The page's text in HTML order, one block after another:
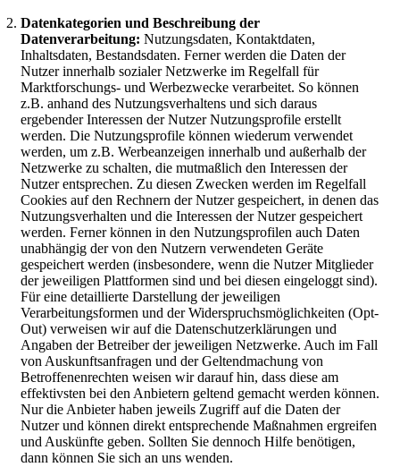
Datenkategorien und Beschreibung der
Datenverarbeitung: Nutzungsdaten, Kontaktdaten,
Inhaltsdaten, Bestandsdaten. Ferner werden die Daten der
Nutzer innerhalb sozialer Netzwerke im Regelfall für
Marktforschungs- und Werbezwecke verarbeitet. So können
z.B. anhand des Nutzungsverhaltens und sich daraus
ergebender Interessen der Nutzer Nutzungsprofile erstellt
werden. Die Nutzungsprofile können wiederum verwendet
werden, um z.B. Werbeanzeigen innerhalb und außerhalb der
Netzwerke zu schalten, die mutmaßlich den Interessen der
Nutzer entsprechen. Zu diesen Zwecken werden im Regelfall
Cookies auf den Rechnern der Nutzer gespeichert, in denen das
Nutzungsverhalten und die Interessen der Nutzer gespeichert
werden. Ferner können in den Nutzungsprofilen auch Daten
unabhängig der von den Nutzern verwendeten Geräte
gespeichert werden (insbesondere, wenn die Nutzer Mitglieder
der jeweiligen Plattformen sind und bei diesen eingeloggt sind).
Für eine detaillierte Darstellung der jeweiligen
Verarbeitungsformen und der Widerspruchsmöglichkeiten (Opt-
Out) verweisen wir auf die Datenschutzerklärungen und
Angaben der Betreiber der jeweiligen Netzwerke. Auch im Fall
von Auskunftsanfragen und der Geltendmachung von
Betroffenenrechten weisen wir darauf hin, dass diese am
effektivsten bei den Anbietern geltend gemacht werden können.
Nur die Anbieter haben jeweils Zugriff auf die Daten der
Nutzer und können direkt entsprechende Maßnahmen ergreifen
und Auskünfte geben. Sollten Sie dennoch Hilfe benötigen,
dann können Sie sich an uns wenden.